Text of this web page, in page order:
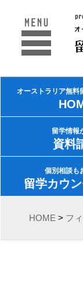
オーストラリア無料
留学情報
資料
個別相談も
留学カウ
HOME > フ